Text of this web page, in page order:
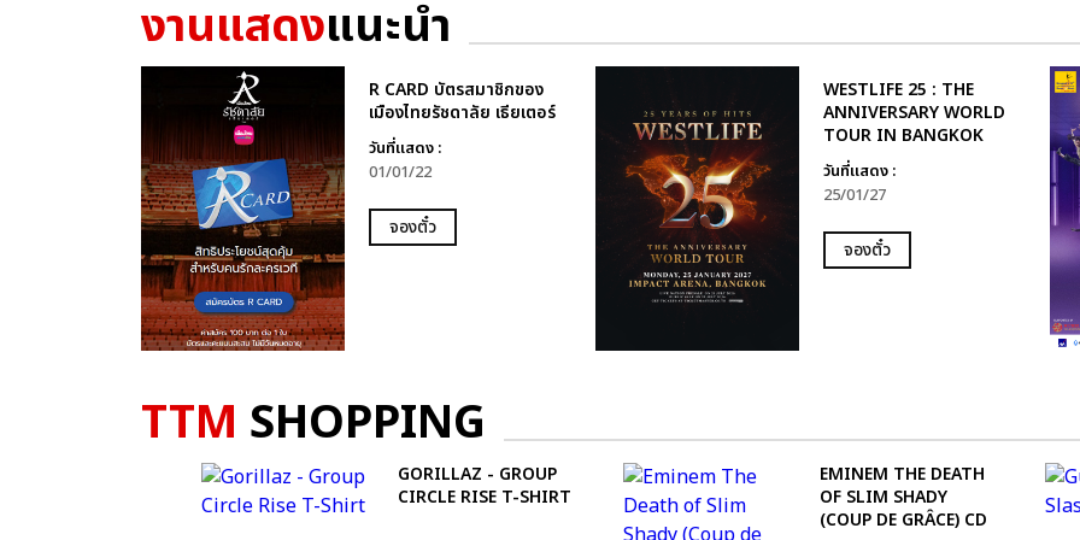
งานแสดงแนะนำ
R CARD บัตรสมาชิกของ
เมืองไทยรัชดาลัย เธียเตอร์
วันที่แสดง :
01/01/22
จองตั๋ว
WESTLIFE 25 : THE
ANNIVERSARY WORLD
TOUR IN BANGKOK
วันที่แสดง :
25/01/27
จองตั๋ว
TTM SHOPPING
GORILLAZ - GROUP
CIRCLE RISE T-SHIRT
EMINEM THE DEATH
OF SLIM SHADY
(COUP DE GRÂCE) CD